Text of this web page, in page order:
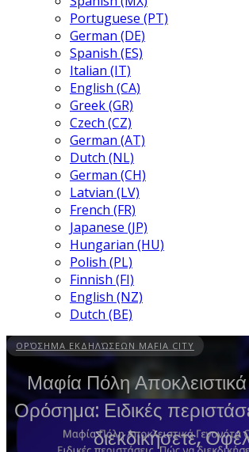
Portuguese (PT)
German (DE)
Spanish (ES)
Italian (IT)
English (CA)
Greek (GR)
Czech (CZ)
German (AT)
Dutch (NL)
German (CH)
Latvian (LV)
French (FR)
Japanese (JP)
Hungarian (HU)
Polish (PL)
Finnish (FI)
English (NZ)
Dutch (BE)
ΟΡΌΣΗΜΑ ΕΚΔΗΛΏΣΕΩΝ MAFIA CITY
Μαφία Πόλη
Ορόσημα: Ειδικές
διεκδικήσετε,